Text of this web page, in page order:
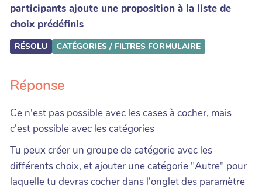
participants ajoute une proposition à la liste de
choix prédéfinis
RÉSOLU CATÉGORIES / FILTRES FORMULAIRE
Réponse
Ce n'est pas possible avec les cases à cocher, mais
c'est possible avec les catégories
Tu peux créer un groupe de catégorie avec les
différents choix, et ajouter une catégorie "Autre" pour
laquelle tu devras cocher dans l'onglet des paramètre